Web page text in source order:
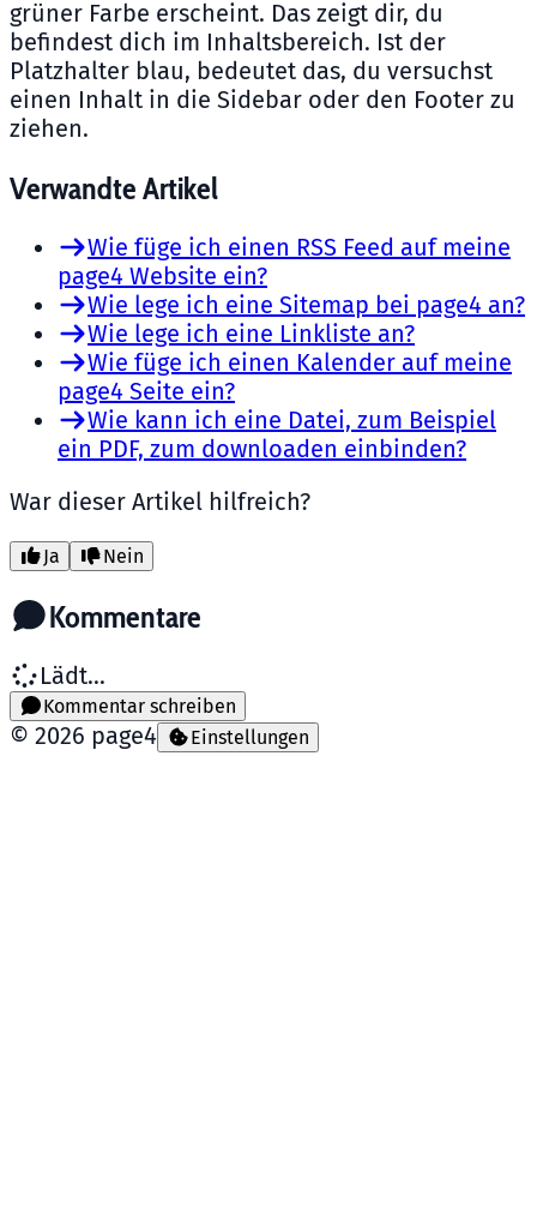
grüner Farbe erscheint. Das zeigt dir, du
befindest dich im Inhaltsbereich. Ist der
Platzhalter blau, bedeutet das, du versuchst
einen Inhalt in die Sidebar oder den Footer zu
ziehen.
Verwandte Artikel
Wie füge ich einen RSS Feed auf meine
page4 Website ein?
Wie lege ich eine Sitemap bei page4 an?
Wie lege ich eine Linkliste an?
Wie füge ich einen Kalender auf meine
page4 Seite ein?
Wie kann ich eine Datei, zum Beispiel
ein PDF, zum downloaden einbinden?
War dieser Artikel hilfreich?
Ja Nein
Kommentare
Lädt...
Kommentar schreiben
© 2026 page4 Einstellungen